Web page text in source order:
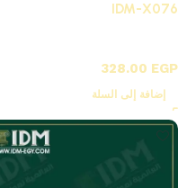
IDM-X076
328.00 EGP
إضافة إلى السلة